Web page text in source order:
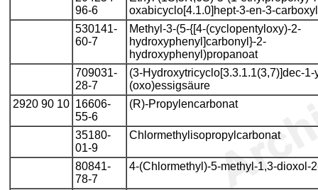
96-6
oxabicyclo[4.1.0]hept-3-en-3-
530141-
60-7
Methyl-3-(5-{[4-(cyclopentyloxy)-2-
hydroxyphenyl]carbonyl}-2-
hydroxyphenyl)propanoat
709031-
28-7
(3-Hydroxytricyclo[3.3.1.1(3,7)]dec-1-
(oxo)essigsäure
2920 90 10 16606-
55-6
(R)-Propylencarbonat
35180-
01-9
Chlormethylisopropylcarbonat
80841-
78-7
4-(Chlormethyl)-5-methyl-1,3-dioxol-